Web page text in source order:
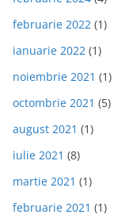
februarie 2022 (1)
ianuarie 2022 (1)
noiembrie 2021 (1)
octombrie 2021 (5)
august 2021 (1)
iulie 2021 (8)
martie 2021 (1)
februarie 2021 (1)